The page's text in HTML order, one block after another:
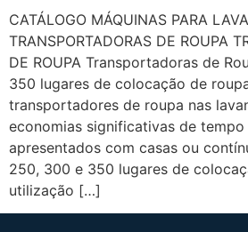
CATÁLOGO MÁQUINAS PARA
TRANSPORTADORAS DE ROUPA
DE ROUPA Transportadoras de
350 lugares de colocação de
transportadores de roupa nas
economias significativas de
apresentados com casas ou
250, 300 e 350 lugares de
utilização […]